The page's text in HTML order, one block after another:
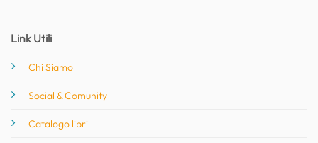
Link Utili
Chi Siamo
Social & Comunity
Catalogo libri